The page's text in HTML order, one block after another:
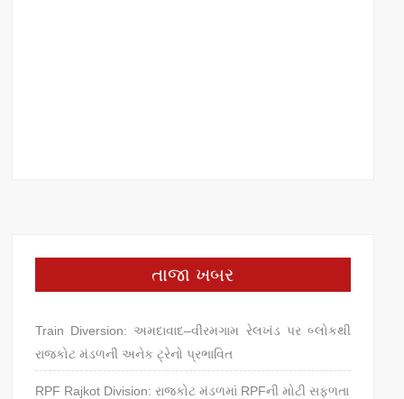
તાજા ખબર
Train Diversion: અમદાવાદ–વીરમગામ રેલખંડ પર બ્લોકથી
રાજકોટ મંડળની અનેક ટ્રેનો પ્રભાવિત
RPF Rajkot Division: રાજકોટ મંડળમાં RPFની મોટી સફળતા